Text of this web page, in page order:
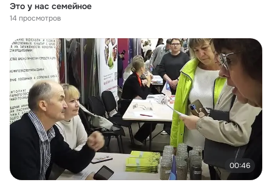
Это у нас семейное
14 просмотров
00:46